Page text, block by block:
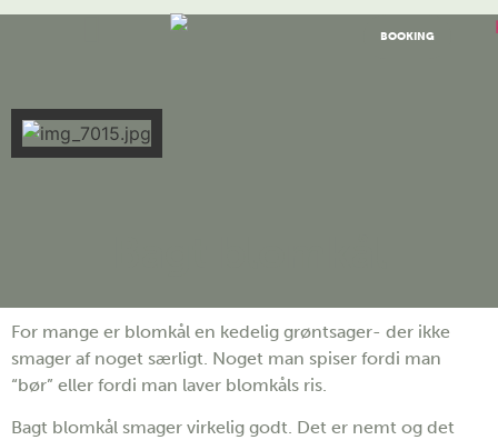
BOOKING
For mange er blomkål en kedelig grøntsager- der ikke
smager af noget særligt. Noget man spiser fordi man
“bør” eller fordi man laver blomkåls ris.
Bagt blomkål smager virkelig godt. Det er nemt og det